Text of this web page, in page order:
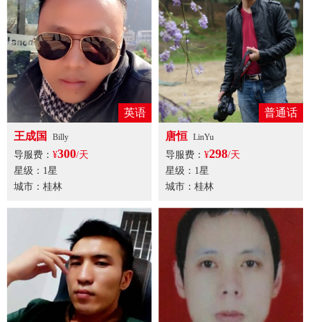
英语
王成国
Billy
导服费： ¥300/天
星级：1星
城市：桂林
普通话
唐恒 LinYu
导服费： ¥298/天
星级：1星
城市：桂林